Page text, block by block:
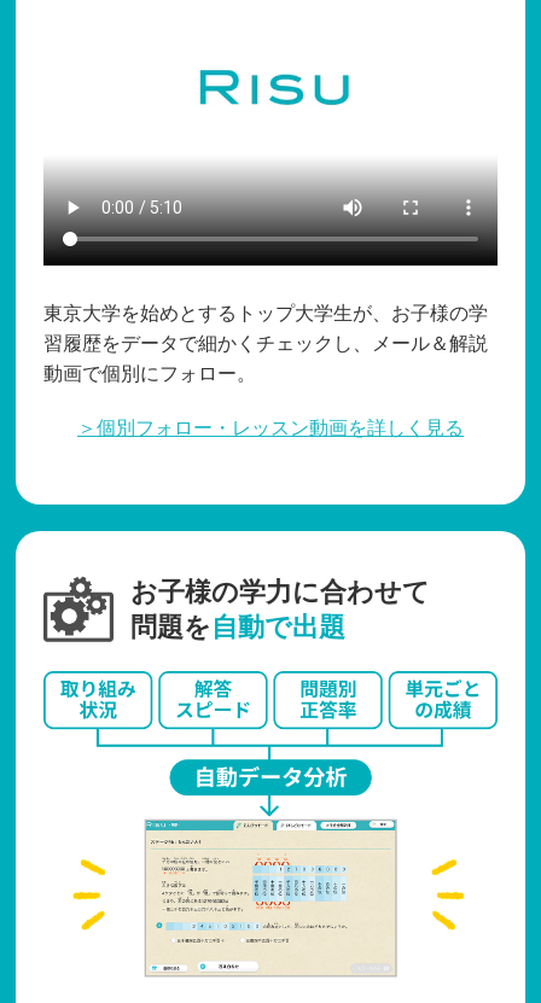
東京大学を始めとするトップ大学生が、お子様の学
習履歴をデータで細かくチェックし、メール＆解説
動画で個別にフォロー。
＞個別フォロー・レッスン動画を詳しく見る
お子様の学力に合わせて
問題を 自動で出題